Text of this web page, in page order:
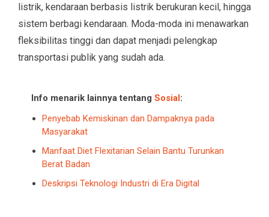
listrik, kendaraan berbasis listrik berukuran kecil, hingga
sistem berbagi kendaraan. Moda-moda ini menawarkan
fleksibilitas tinggi dan dapat menjadi pelengkap
transportasi publik yang sudah ada.
Info menarik lainnya tentang Sosial:
Penyebab Kemiskinan dan Dampaknya pada
Masyarakat
Manfaat Diet Flexitarian Selain Bantu Turunkan
Berat Badan
Deskripsi Teknologi Industri di Era Digital